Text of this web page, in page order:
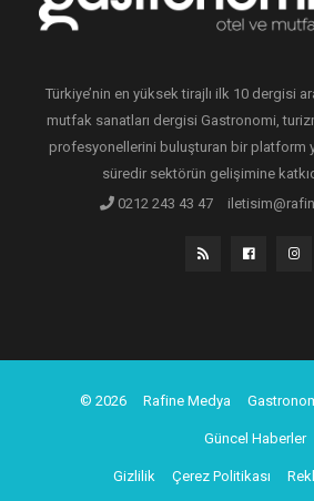
Türkiye’nin en yüksek tirajlı ilk 10 dergisi
mutfak sanatları dergisi Gastronomi,
profesyonellerini buluşturan bir platform
süredir sektörün gelişimine
0212 243 43 47
© 2026 Rafine Medya
Güncel Haberler
Gizlilik Çerez Politikası